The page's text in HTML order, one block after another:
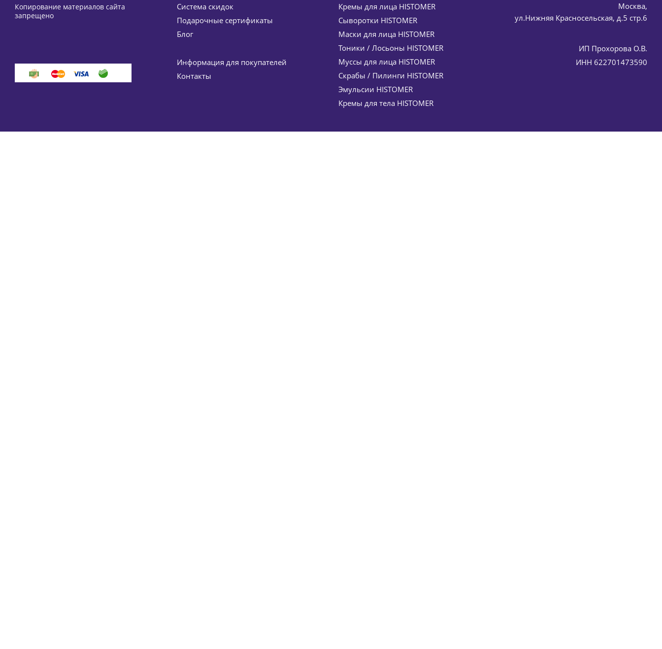
Пептидная сыворотка вокруг глаз и губ (темные круги, отечность, морщины) ContinVe Tetrapeptide Serum HISTOMER (Хистомер) 15 мл
4 972руб.
Копирование материалов сайта
запрещено
Система скидок
Подарочные сертификаты
Блог
Информация для покупателей
Контакты
Кремы для лица HISTOMER
Сыворотки HISTOMER
Маски для лица HISTOMER
Тоники / Лосьоны HISTOMER
Муссы для лица HISTOMER
Скрабы / Пилинги HISTOMER
Эмульсии HISTOMER
Кремы для тела HISTOMER
Москва,
ул.Нижняя Красносельская, д.5 стр.6
ИП Прохорова О.В.
ИНН 622701473590